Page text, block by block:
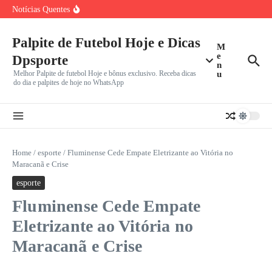
Ir para o conteúdo
Notícias Quentes
Americana: Clubes Decidem
Foco Entre
Palpite de Futebol Hoje e Dicas
Dpsporte
Melhor Palpite de futebol Hoje e bônus exclusivo. Receba dicas
do dia e palpites de hoje no WhatsApp
M
e
n
u
Home / esporte / Fluminense Cede Empate Eletrizante ao Vitória no
Maracanã e Crise
esporte
Fluminense Cede Empate
Eletrizante ao Vitória no
Maracanã e Crise